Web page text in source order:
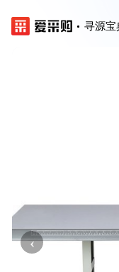
寻源宝
‹